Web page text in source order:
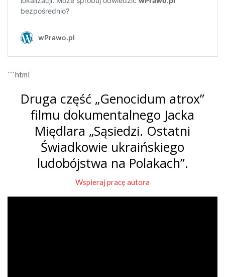
```html
Druga część „Genocidum atrox”
filmu dokumentalnego Jacka
Międlara „Sąsiedzi. Ostatni
Świadkowie ukraińskiego
ludobójstwa na Polakach”.
Wspieraj pracę autora